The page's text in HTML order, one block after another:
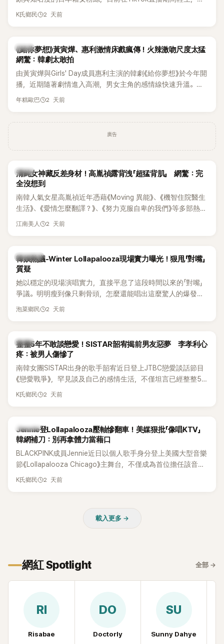
終不幸身亡，消息曝光後震驚韓網，也讓不少粉絲湧入社群平
K氏鄉民 2 天前
韓劇
《給你夢想》黃寅燁、惠利激情床戲瘋傳！火辣激吻尺度太猛
網驚：韓劇太敢拍
由黃寅燁與Girls' Day成員惠利主演的韓劇《給你夢想》於今年開
播，近期隨著劇情進入高潮，男女主角的感情線快速升溫。最
新播出的第8集不僅上演火辣吻戲，更接連出現床戲橋段，讓
年糕歐巴 2 天前
廣告
韓星
清純女神藏反差身材！高胤禎露背洩「超猛背肌」 網驚：完
全沒想到
南韓人氣女星高胤禎近年憑藉《Moving 異能》、《機智住院醫生
生活》、《愛情怎麼翻譯？》、《努力克服自卑的我們》等多部熱門
作品，躍升為韓劇新一代女神代表，不僅演技備受肯定，精緻
細身材下的超狂背肌與肩膀線條，反差感十足，讓不少網友看
傻直呼：「原來她身材這麼猛！」
江南美人 2 天前
熱議討論
韓娛熱議-Winter Lollapalooza現場實力曝光！狠甩「對嘴」
質疑
她以穩定的現場演唱實力，直接平息了這段時間以來的「對嘴」
爭議。明明瘦到像只剩骨頭，怎麼還能唱出這麼驚人的爆發力
和音量？
泡菜鄉民 2 天前
韓星
整整5年不敢談戀愛！SISTAR韶宥揭前男友惡夢 李孝利心
疼：被男人傷慘了
南韓女團SISTAR出身的歌手韶宥近日登上JTBC戀愛談話節目
《戀愛戰爭》，罕見談及自己的感情生活，不僅坦言已經整整5
年沒有談戀愛，更首度透露空窗至今的原因，全與上一段戀情
K氏鄉民 2 天前
K-POP
Jennie登Lollapalooza壓軸慘翻車！美媒狠批「像唱KTV」
韓網補刀：別再拿體力當藉口
BLACKPINK成員Jennie近日以個人歌手身分登上美國大型音樂
節《Lollapalooza Chicago》主舞台，不僅成為首位擔任該音樂
節Headliner（壓軸主秀）的K-POP女SOLO歌手，寫下全新紀
K氏鄉民 2 天前
載入更多 →
網紅 Spotlight 全部 →
RI
Risabae
DO
Doctorly
SU
Sunny Dahye